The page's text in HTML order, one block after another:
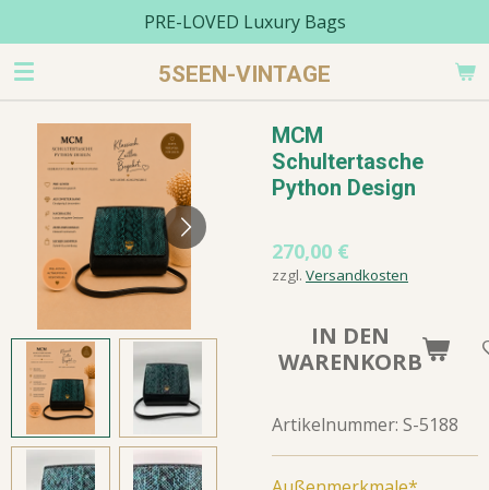
Hauptinhalt
springen
5SEEN-VINTAGE
PRE-LOVED Luxury Bags
MCM
Schultertasche
Python Design
270,00 €
zzgl. Versandkosten
IN DEN
WARENKORB
Artikelnummer: S-5188